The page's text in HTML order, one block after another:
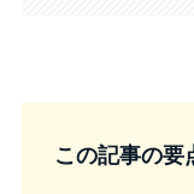
この記事の要